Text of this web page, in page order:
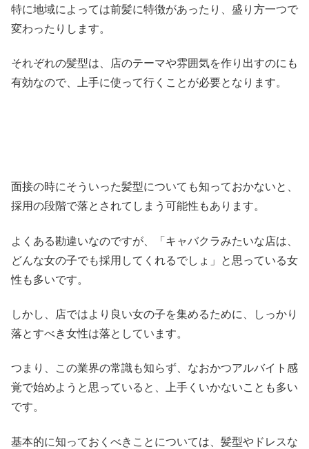
特に地域によっては前髪に特徴があったり、盛り方一つで
変わったりします。
それぞれの髪型は、店のテーマや雰囲気を作り出すのにも
有効なので、上手に使って行くことが必要となります。
面接の時にそういった髪型についても知っておかないと、
採用の段階で落とされてしまう可能性もあります。
よくある勘違いなのですが、「キャバクラみたいな店は、
どんな女の子でも採用してくれるでしょ」と思っている女
性も多いです。
しかし、店ではより良い女の子を集めるために、しっかり
落とすべき女性は落としています。
つまり、この業界の常識も知らず、なおかつアルバイト感
覚で始めようと思っていると、上手くいかないことも多い
です。
基本的に知っておくべきことについては、髪型やドレスな